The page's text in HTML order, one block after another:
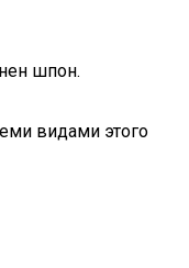
шпон.
видами этого